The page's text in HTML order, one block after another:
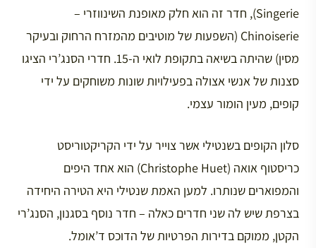
Singerie), חדר זה הוא חלק מאופנת השינווזרי –
Chinoiserie (השפעות של מוטיבים מהמזרח הרחוק ובעיקר
מסין) שהיתה בשיאה בתקופת לואי ה-15. חדרי הסנג’רי הציגו
סצנות של אנשי אצולה בפעילויות שונות משוחקים על ידי
קופים, מעין הומור עצמי.
סלון הקופים בשנטילי אשר צוייר על ידי הקריקטוריסט
כריסטוף אואה (Christophe Huet) הוא אחד היפים
והמפוארים שנותרו. למען האמת שנטילי היא הטירה היחידה
בצרפת שיש לה שני חדרים כאלה – חדר נוסף בסגנון, הסנג’רי
הקטן, ממוקם בדירות הפרטיות של הדוכס ד’אומל.